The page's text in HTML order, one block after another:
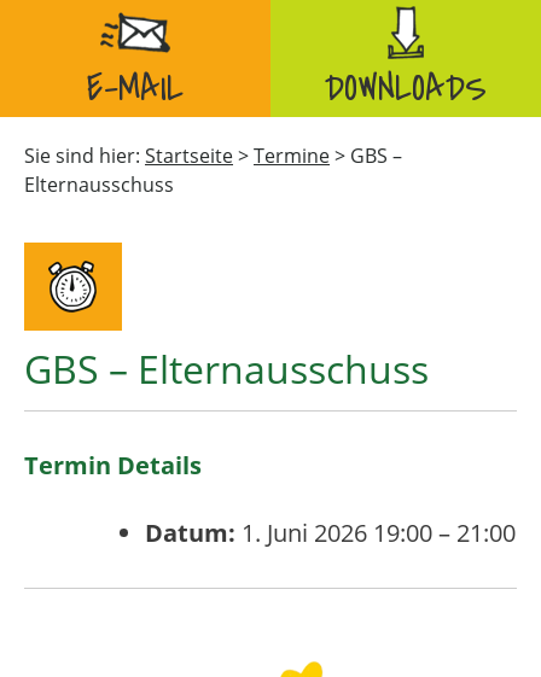
E-MAIL DOWNLOADS
Sie sind hier: Startseite>Termine> GBS –
Elternausschuss
GBS – Elternausschuss
Termin Details
Datum: 1. Juni 2026 19:00– 21:00